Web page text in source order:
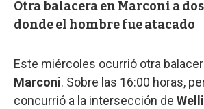
Otra balacera en Marconi a
donde el hombre fue atacado
Este miércoles ocurrió otra
Marconi. Sobre las 16:00 horas,
concurrió a la intersección de